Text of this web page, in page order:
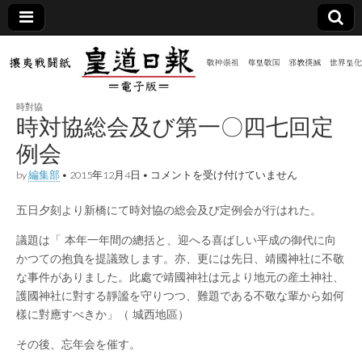
皇道
日報
（防
共新
聞）
電子
版
敬神
尊皇
｜昭
和八
年創
刊
皇道
実
攘夷
戦闘
紙
時對協
時対協総会及び第一〇四七回定
例会
by編集部 • 2015年12月4日 • 時
総
及
び
第
一
〇
四
七
コメントを受け付けていません
五日夕刻より新橋にて時対協の総会及び定例会が行はれた。
議題は「 本年一年間の總括と、迎へる喜ばしい平成の御代に向
かつての抱負を提議致します。亦、更には先日、靖國神社に不敬
な事件がありました。此處で靖國神社は元より地元の産土神社、
護國神社に對する靜謐を守りつつ、難題である不敬な輩から如何
樣に對應すべきか」（ 城西地區）
その後、忘年会を催す。